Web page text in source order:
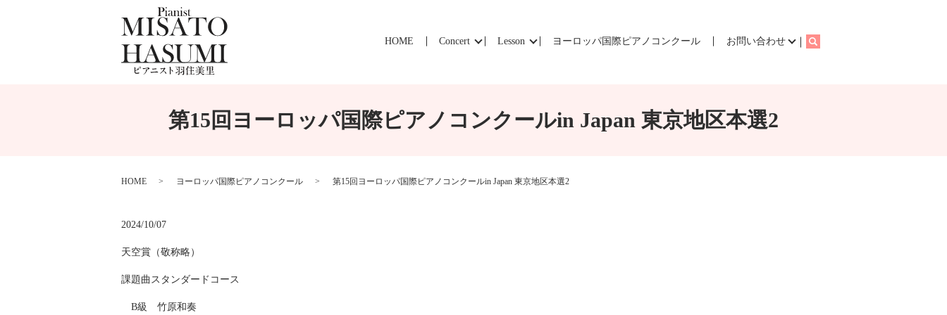
HOME Concert Lesson ヨーロッパ国際ピアノコンクール お問い合わせ search
第15回ヨーロッパ国際ピアノコンクールin Japan 東京地区本選2
HOME ヨーロッパ国際ピアノコンクール 第15回ヨーロッパ国際ピアノコンクールin Japan 東京地区本選2
2024/10/07
天空賞（敬称略）
課題曲スタンダードコース
B級 竹原和奏